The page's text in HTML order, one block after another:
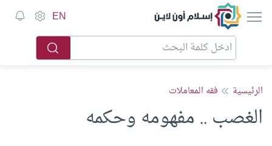
إسلام أون لاين EN
الرئيسية فقه المعاملات
الغصب .. مفهومه وحكمه